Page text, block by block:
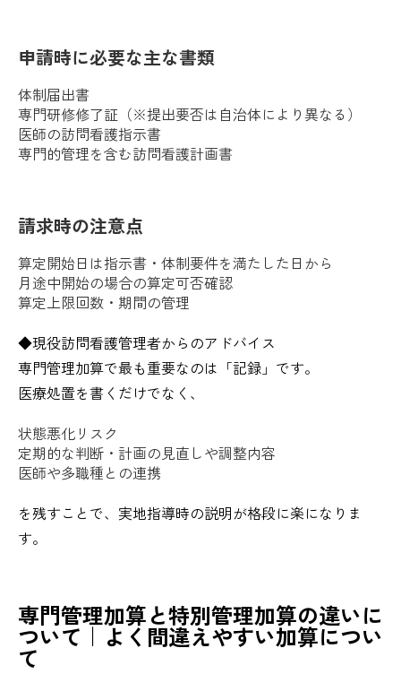
申請時に必要な主な書類
体制届出書
専門研修修了証（※提出要否は自治体により異なる）
医師の訪問看護指示書
専門的管理を含む訪問看護計画書
請求時の注意点
算定開始日は指示書・体制要件を満たした日から
月途中開始の場合の算定可否確認
算定上限回数・期間の管理
◆現役訪問看護管理者からのアドバイス
専門管理加算で最も重要なのは「記録」です。
医療処置を書くだけでなく、
状態悪化リスク
定期的な判断・計画の見直しや調整内容
医師や多職種との連携
を残すことで、実地指導時の説明が格段に楽になりま
す。
専門管理加算と特別管理加算の違いに
ついて｜よく間違えやすい加算につい
て